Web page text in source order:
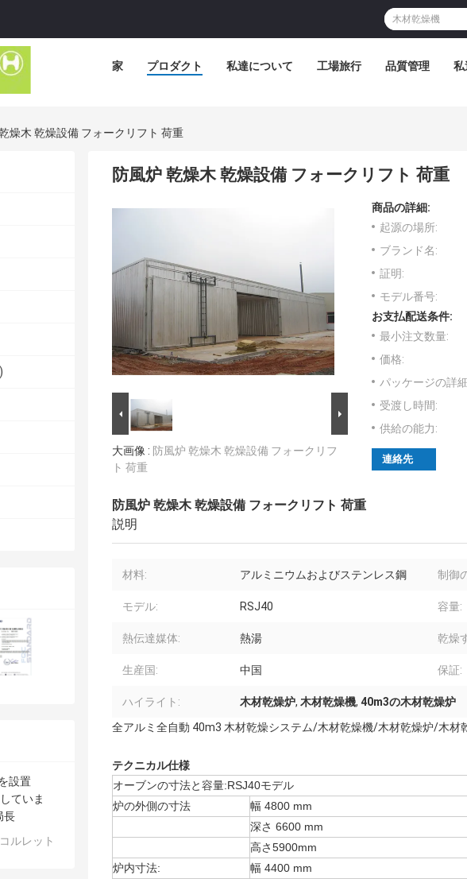
家 プロダクト 私達について 工場旅行 品質管理 私
燥木 乾燥設備 フォークリフト 荷重
設置
ていま
長
ルレット
防風炉 乾燥木 乾燥設備 フォークリフト 荷重
大画像 : 防風炉 乾燥木 乾燥設備 フォークリフ
ト 荷重
商品の詳細:
起源の場所:
ブランド名:
証明:
モデル番号:
お支払配送条件:
最小注文数量:
価格:
パッケージの詳
受渡し時間:
供給の能力:
連絡先
防風炉 乾燥木 乾燥設備 フォークリフト 荷重
説明
材料: アルミニウムおよびステンレス鋼 制御
モデル: RSJ40 容量:
熱伝達媒体: 熱湯 乾燥
生産国: 中国 保証:
ハイライト: 木材乾燥炉, 木材乾燥機, 40m3の木材乾燥炉
全アルミ全自動 40m3 木材乾燥システム/木材乾燥機/木材乾燥炉/木材
テクニカル仕様
オーブンの寸法と容量:RSJ40モデル
炉の外側の寸法
幅 4800 mm
深さ 6600 mm
高さ5900mm
炉内寸法:
幅 4400 mm